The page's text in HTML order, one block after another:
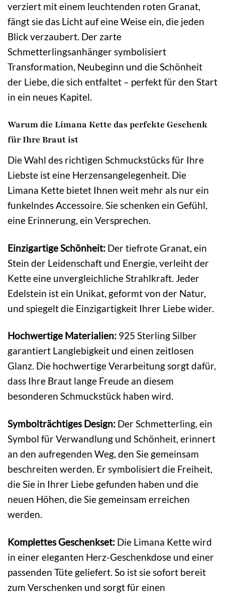
verziert mit einem leuchtenden roten Granat,
fängt sie das Licht auf eine Weise ein, die jeden
Blick verzaubert. Der zarte
Schmetterlingsanhänger symbolisiert
Transformation, Neubeginn und die Schönheit
der Liebe, die sich entfaltet – perfekt für den Start
in ein neues Kapitel.
Warum die Limana Kette das perfekte Geschenk
für Ihre Braut ist
Die Wahl des richtigen Schmuckstücks für Ihre
Liebste ist eine Herzensangelegenheit. Die
Limana Kette bietet Ihnen weit mehr als nur ein
funkelndes Accessoire. Sie schenken ein Gefühl,
eine Erinnerung, ein Versprechen.
Einzigartige Schönheit: Der tiefrote Granat, ein
Stein der Leidenschaft und Energie, verleiht der
Kette eine unvergleichliche Strahlkraft. Jeder
Edelstein ist ein Unikat, geformt von der Natur,
und spiegelt die Einzigartigkeit Ihrer Liebe wider.
Hochwertige Materialien: 925 Sterling Silber
garantiert Langlebigkeit und einen zeitlosen
Glanz. Die hochwertige Verarbeitung sorgt dafür,
dass Ihre Braut lange Freude an diesem
besonderen Schmuckstück haben wird.
Symbolträchtiges Design: Der Schmetterling, ein
Symbol für Verwandlung und Schönheit, erinnert
an den aufregenden Weg, den Sie gemeinsam
beschreiten werden. Er symbolisiert die Freiheit,
die Sie in Ihrer Liebe gefunden haben und die
neuen Höhen, die Sie gemeinsam erreichen
werden.
Komplettes Geschenkset: Die Limana Kette wird
in einer eleganten Herz-Geschenkdose und einer
passenden Tüte geliefert. So ist sie sofort bereit
zum Verschenken und sorgt für einen